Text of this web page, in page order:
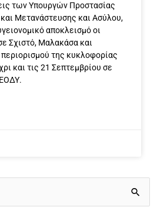
των Υπουργών Προστασίας
Μετανάστευσης και Ασύλου,
αποκλεισμό οι
Σχιστό, Μαλακάσα και
της κυκλοφορίας
και τις 21 Σεπτεμβρίου σε